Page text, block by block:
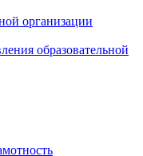
организации
образовательной